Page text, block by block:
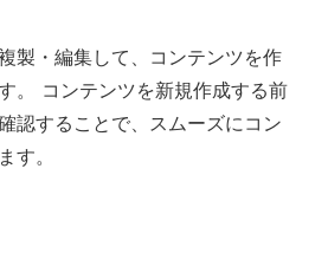
製・編集して、コンテンツを作
。 コンテンツを新規作成する前
認することで、スムーズにコン
す。